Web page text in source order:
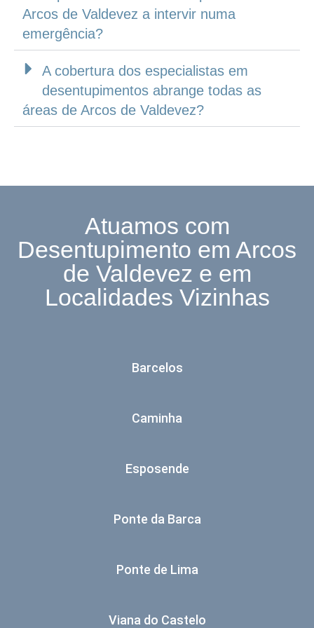
Arcos de Valdevez a intervir numa
emergência?
A cobertura dos especialistas em
desentupimentos abrange todas as
áreas de Arcos de Valdevez?
Atuamos com
Desentupimento em Arcos
de Valdevez e em
Localidades Vizinhas
Barcelos
Caminha
Esposende
Ponte da Barca
Ponte de Lima
Viana do Castelo